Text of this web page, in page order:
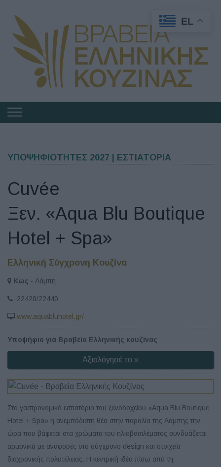
Πλοήγηση
Ελληνικής
ΥΠΟΨΗΦΙΟΤΗΤΕΣ 2027 | ΕΣΤΙΑΤΟΡΙΑ
Cuvée
Ξεν. «Aqua Blu Boutique
Hotel + Spa»
Ελληνική Σύγχρονη Κουζίνα
Κως - Λάμπη
22420/22440
www.aquabluhotel.gr/
Υποψήφιο για Βραβείο Ελληνικής κουζίνας
Αξιολόγησέ το »
Στο γαστρονομικό εστιατόριο του ξενοδοχείου «Aqua Blu Boutique
Hotel + Spa» η ανεμπόδιστη θέα στην παραλία της Λάμπης την
ώρα που βάφεται στα χρώματα του ηλιοβασιλέματος συνδυάζεται
αρμονικά με αναφορές στο σύγχρονο design και στοιχεία
διαχρονικής πολυτέλειας. Η κεντρική ιδέα πίσω από τη
EL